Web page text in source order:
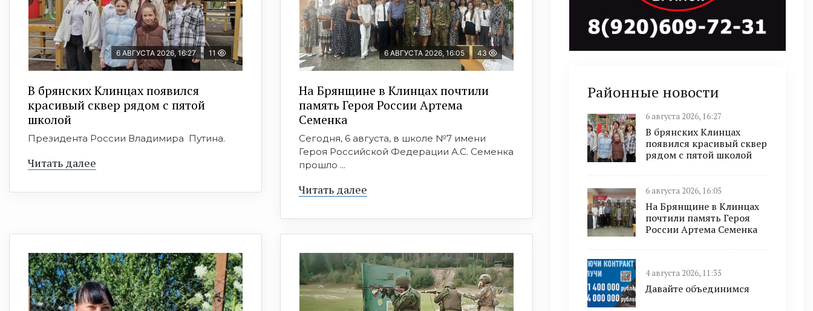
6 АВГУСТА 2026, 16:27 11
В брянских Клинцах появился
красивый сквер рядом с пятой
школой
Президента России Владимира Путина.
Читать далее
6 АВГУСТА 2026, 16:05 43
На Брянщине в Клинцах почтили
память Героя России Артема
Семенка
Сегодня, 6 августа, в школе №7 имени
Героя Российской Федерации А.С. Семенка
прошло ...
Читать далее
Районные новости
6 августа 2026, 16:27
В брянских Клинцах
появился красивый сквер
рядом с пятой школой
6 августа 2026, 16:05
На Брянщине в Клинцах
почтили память Героя
России Артема Семенка
4 августа 2026, 11:35
Давайте объединимся